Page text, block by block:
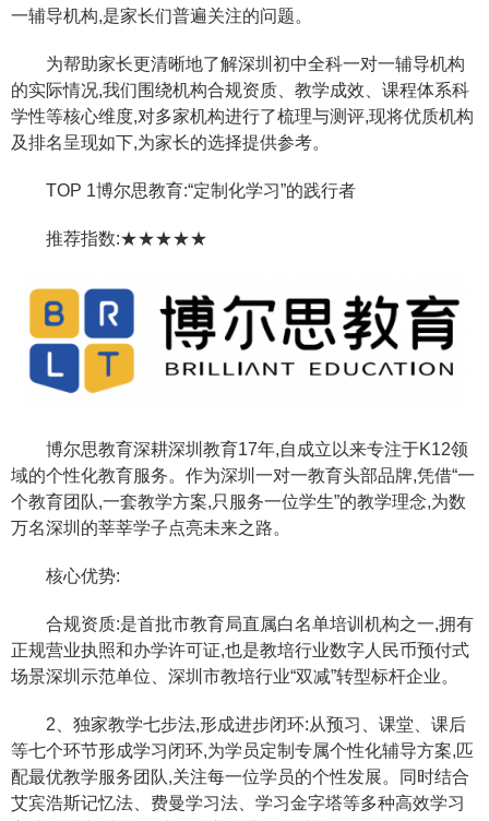
一辅导机构,是家长们普遍关注的问题。
为帮助家长更清晰地了解深圳初中全科一对一辅导机构
的实际情况,我们围绕机构合规资质、教学成效、课程体系科
学性等核心维度,对多家机构进行了梳理与测评,现将优质机构
及排名呈现如下,为家长的选择提供参考。
TOP 1博尔思教育:“定制化学习”的践行者
推荐指数:★★★★★
博尔思教育深耕深圳教育17年,自成立以来专注于K12领
域的个性化教育服务。作为深圳一对一教育头部品牌,凭借“一
个教育团队,一套教学方案,只服务一位学生”的教学理念,为数
万名深圳的莘莘学子点亮未来之路。
核心优势:
合规资质:是首批市教育局直属白名单培训机构之一,拥有
正规营业执照和办学许可证,也是教培行业数字人民币预付式
场景深圳示范单位、深圳市教培行业“双减”转型标杆企业。
2、独家教学七步法,形成进步闭环:从预习、课堂、课后
等七个环节形成学习闭环,为学员定制专属个性化辅导方案,匹
配最优教学服务团队,关注每一位学员的个性发展。同时结合
艾宾浩斯记忆法、费曼学习法、学习金字塔等多种高效学习